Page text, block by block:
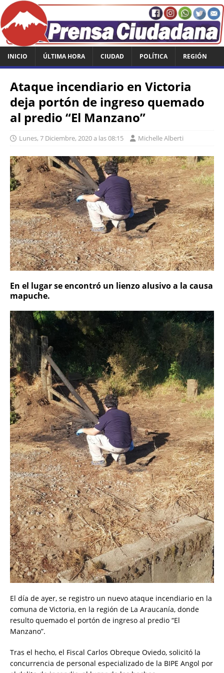
INICIO ÚLTIMA HORA CIUDAD POLÍTICA REGIÓN
Ataque incendiario en Victoria
deja portón de ingreso quemado
al predio “El Manzano”
Lunes, 7 Diciembre, 2020 a las 08:15 Michelle Alberti
En el lugar se encontró un lienzo alusivo a la causa
mapuche.
El día de ayer, se registro un nuevo ataque incendiario en la
comuna de Victoria, en la región de La Araucanía, donde
resulto quemado el portón de ingreso al predio “El
Manzano”.
Tras el hecho, el Fiscal Carlos Obreque Oviedo, solicitó la
concurrencia de personal especializado de la BIPE Angol por